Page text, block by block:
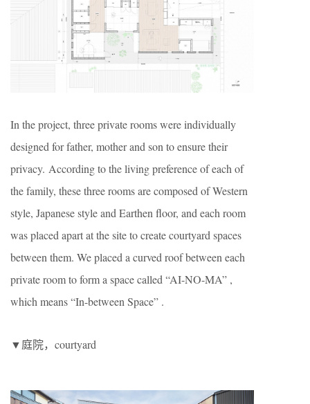
In the project, three private rooms were individually
designed for father, mother and son to ensure their
privacy. According to the living preference of each of
the family, these three rooms are composed of Western
style, Japanese style and Earthen floor, and each room
was placed apart at the site to create courtyard spaces
between them. We placed a curved roof between each
private room to form a space called “AI-NO-MA” ,
which means “In-between Space” .
▼庭院，courtyard